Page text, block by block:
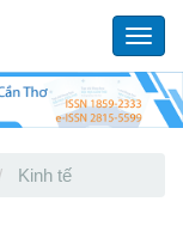
Kinh tế